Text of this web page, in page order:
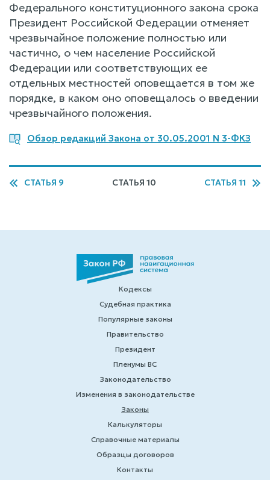
Федерального конституционного закона срока
Президент Российской Федерации отменяет
чрезвычайное положение полностью или
частично, о чем население Российской
Федерации или соответствующих ее
отдельных местностей оповещается в том же
порядке, в каком оно оповещалось о введении
чрезвычайного положения.
Обзор редакций Закона от 30.05.2001 N 3-ФКЗ
СТАТЬЯ 9 СТАТЬЯ 10 СТАТЬЯ 11
Кодексы
Судебная практика
Популярные законы
Правительство
Президент
Пленумы ВС
Законодательство
Изменения в законодательстве
Законы
Калькуляторы
Справочные материалы
Образцы договоров
Контакты